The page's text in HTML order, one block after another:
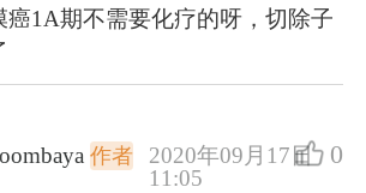
癌1A期不需要化疗的呀，切除子
作者
2020年09月17日
11:05
0